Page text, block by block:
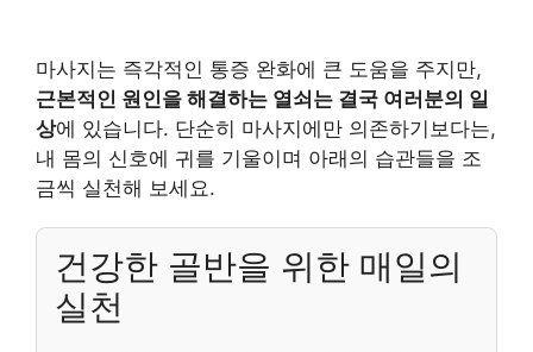
마사지는 즉각적인 통증 완화에 큰 도움을 주지만,
근본적인 원인을 해결하는 열쇠는 결국 여러분의 일
상에 있습니다. 단순히 마사지에만 의존하기보다는,
내 몸의 신호에 귀를 기울이며 아래의 습관들을 조
금씩 실천해 보세요.
건강한 골반을 위한 매일의
실천